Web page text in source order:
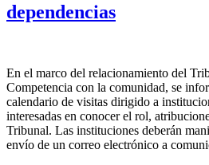
dependencias
En el marco del relacionamiento del
Competencia con la comunidad, se
calendario de visitas dirigido a
interesadas en conocer el rol,
Tribunal. Las instituciones deberán
envío de un correo electrónico a